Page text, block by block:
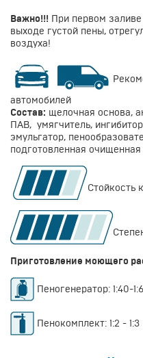
Важно!!! При первом
выходе густой пены,
воздуха!
автомобилей
Состав: щелочная основа,
ПАВ, умягчитель,
эмульгатор,
подготовленная очищенная
Стойкость
Приготовление моющего
Пеногенератор: 1:40-
Пенокомплект: 1:2 - 1:3